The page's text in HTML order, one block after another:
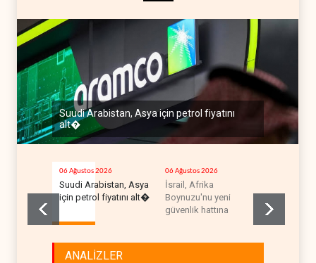
Suudi Arabistan, Asya için petrol fiyatını
alt�
06 Ağustos 2026
Suudi Arabistan, Asya
için petrol fiyatını alt�
06 Ağustos 2026
İsrail, Afrika
Boynuzu'nu yeni
güvenlik hattına
akışı
ANALİZLER